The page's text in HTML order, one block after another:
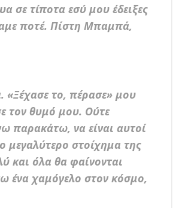
σε τίποτα εσύ μου έδειξες
ποτέ. Πίστη Μπαμπά,
«Ξέχασε το, πέρασε» μου
τον θυμό μου. Ούτε
παρακάτω, να είναι αυτοί
μεγαλύτερο στοίχημα της
και όλα θα φαίνονται
ένα χαμόγελο στον κόσμο,